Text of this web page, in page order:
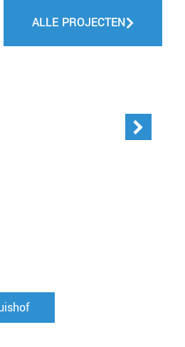
ALLE PROJECTEN